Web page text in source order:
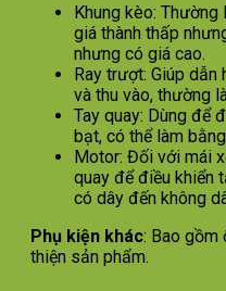
Khung kèo:
giá thành thấp
nhưng có giá cao.
Ray trượt: Giúp
và thu vào, thường
Tay quay: Dùng để
bạt, có thể làm
Motor: Đối với mái
quay để điều khiển
có dây đến không
Phụ kiện khác: Bao gồm
thiện sản phẩm.